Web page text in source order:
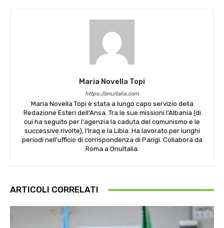
Maria Novella Topi
https://onuitalia.com
Maria Novella Topi è stata a lungo capo servizio della
Redazione Esteri dell'Ansa. Tra le sue missioni l'Albania (di
cui ha seguito per l'agenzia la caduta del comunismo e le
successive rivolte), l'Iraq e la Libia. Ha lavorato per lunghi
periodi nell'ufficio di corrispondenza di Parigi. Collabora da
Roma a OnuItalia.
ARTICOLI CORRELATI